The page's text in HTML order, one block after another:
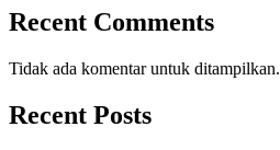
Recent Comments
Tidak ada komentar untuk ditampilkan.
Recent Posts